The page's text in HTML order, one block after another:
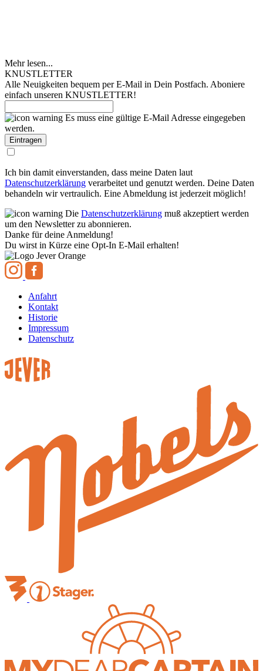
Mehr lesen...
KNUSTLETTER
Alle Neuigkeiten bequem per E-Mail in Dein Postfach. Aboniere
einfach unseren KNUSTLETTER!
Es muss eine gültige E-Mail Adresse eingegeben
werden.
Ich bin damit einverstanden, dass meine Daten laut
Datenschutzerklärung verarbeitet und genutzt werden. Deine Daten
behandeln wir vertraulich. Eine Abmeldung ist jederzeit möglich!
Die Datenschutzerklärung muß akzeptiert werden
um den Newsletter zu abonnieren.
Danke für deine Anmeldung!
Du wirst in Kürze eine Opt-In E-Mail erhalten!
Anfahrt
Kontakt
Historie
Impressum
Datenschutz